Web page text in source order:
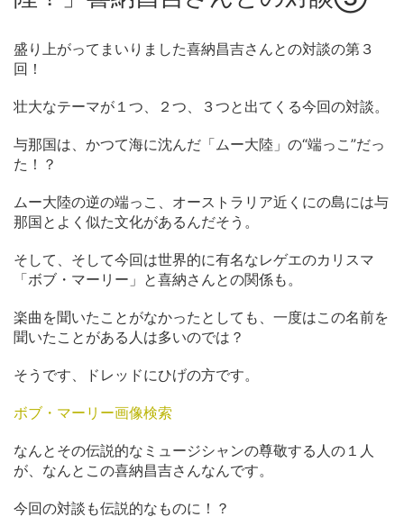
盛り上がってまいりました喜納昌吉さんとの対談の第３
回！
壮大なテーマが１つ、２つ、３つと出てくる今回の対談。
与那国は、かつて海に沈んだ「ムー大陸」の“端っこ”だっ
た！？
ムー大陸の逆の端っこ、オーストラリア近くにの島には与
那国とよく似た文化があるんだそう。
そして、そして今回は世界的に有名なレゲエのカリスマ
「ボブ・マーリー」と喜納さんとの関係も。
楽曲を聞いたことがなかったとしても、一度はこの名前を
聞いたことがある人は多いのでは？
そうです、ドレッドにひげの方です。
ボブ・マーリー画像検索
なんとその伝説的なミュージシャンの尊敬する人の１人
が、なんとこの喜納昌吉さんなんです。
今回の対談も伝説的なものに！？